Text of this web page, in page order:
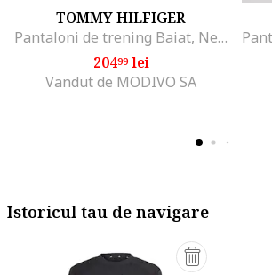
TOMMY HILFIGER
Pantaloni de trening Baiat, Negru, 100% bumbac, 4Y
20499lei
Vandut de MODIVO SA
Istoricul tau de navigare